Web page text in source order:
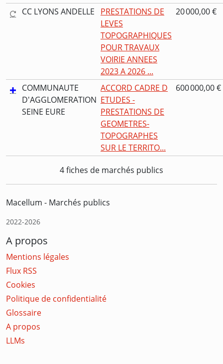
CC LYONS ANDELLE
PRESTATIONS DE
LEVES
TOPOGRAPHIQUES
POUR TRAVAUX
VOIRIE ANNEES
2023 A 2026 ...
20 000,00 €
COMMUNAUTE
D'AGGLOMERATION
SEINE EURE
ACCORD CADRE D
ETUDES -
PRESTATIONS DE
GEOMETRES-
TOPOGRAPHES
SUR LE TERRITO...
600 000,00 €
4 fiches de marchés publics
Macellum - Marchés publics
2022-2026
A propos
Mentions légales
Flux RSS
Cookies
Politique de confidentialité
Glossaire
A propos
LLMs